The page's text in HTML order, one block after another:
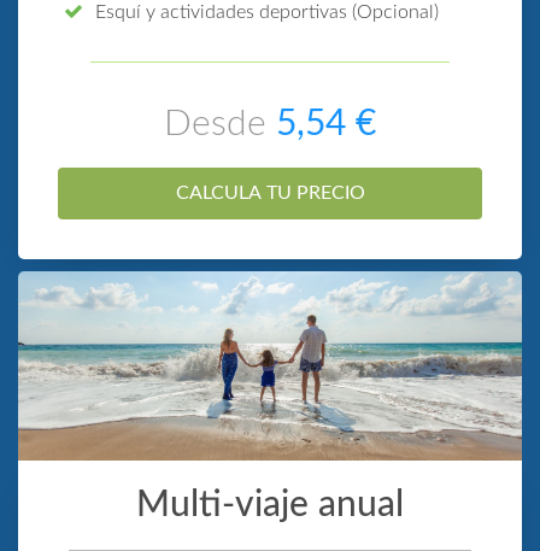
Esquí y actividades deportivas (Opcional)
Desde 5,54 €
CALCULA TU PRECIO
Multi-viaje anual